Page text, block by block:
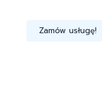
Zamów usługę!